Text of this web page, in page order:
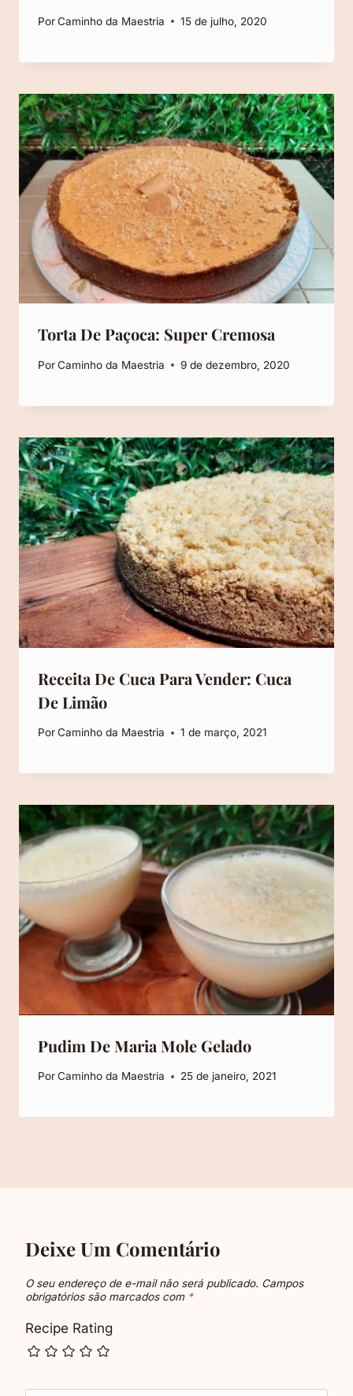
PorCaminho da Maestria 15 de julho, 2020
Torta De Paçoca: Super Cremosa
PorCaminho da Maestria 9 de dezembro, 2020
Receita De Cuca Para Vender: Cuca
De Limão
PorCaminho da Maestria 1 de março, 2021
Pudim De Maria Mole Gelado
PorCaminho da Maestria 25 de janeiro, 2021
Deixe Um Comentário
O seu endereço de e-mail não será publicado. Campos
obrigatórios são marcados com *
Recipe Rating